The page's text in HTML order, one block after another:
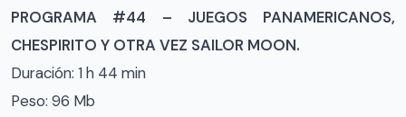
PROGRAMA #44 – JUEGOS PANAMERICANOS,
CHESPIRITO Y OTRA VEZ SAILOR MOON.
Duración: 1 h 44 min
Peso: 96 Mb